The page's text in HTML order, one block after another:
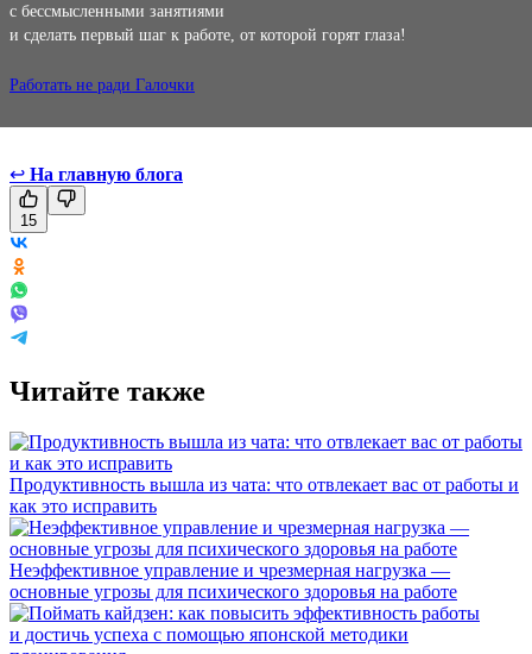
с бессмысленными занятиями
и сделать первый шаг к работе, от которой горят глаза!
Работать не ради Галочки
↩ На главную блога
15
Читайте также
Продуктивность вышла из чата: что отвлекает вас от работы и
как это исправить
Неэффективное управление и чрезмерная нагрузка —
основные угрозы для психического здоровья на работе